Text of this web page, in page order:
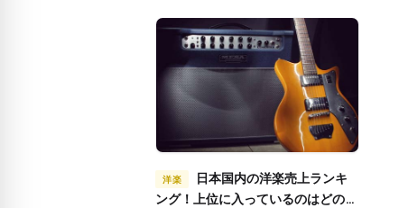
洋楽
ング！上位に入っているのはどのア